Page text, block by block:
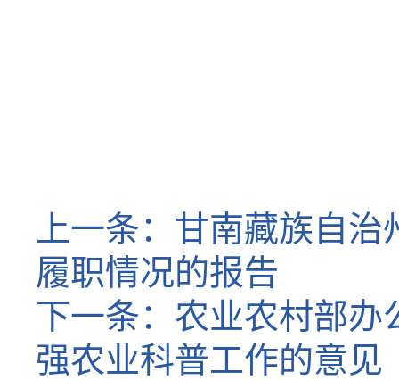
上一条： 甘南藏族自治
履职情况的报告
下一条： 农业农村部办
强农业科普工作的意见